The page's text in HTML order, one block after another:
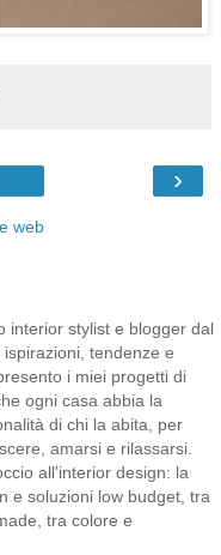
›
web
interior stylist e blogger dal
tendenze e
i miei progetti di
ogni casa abbia la
di chi la abita, per
amarsi e rilassarsi.
all'interior design: la
e soluzioni low budget, tra
tra colore e